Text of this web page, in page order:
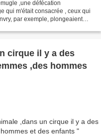
,une défécation
qui m'était consacrée , ceux qui
par exemple, plongeaient
cirque il y a des
,des hommes